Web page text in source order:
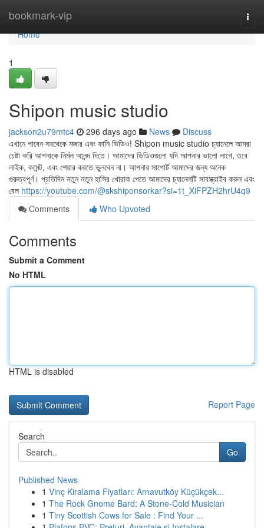
bookmark-vip
Home
Home
1
Shipon music studio
jackson2u79mtc4 296 days ago News
Discuss
এখানে পাবেন সবথেকে মজার এবং ফানি ভিডিও! Shipon music studio চ্যানেলে আমরা
চেষ্টা করি আপনাকে নির্মল আনন্দ দিতে। আমাদের ভিডিওগুলো যদি আপনার ভালো লাগে, তবে
লাইক, কমেন্ট, এবং শেয়ার করতে ভুলবেন না। আপনার সাপোর্ট আমাদের জন্য অনেক
গুরুত্বপূর্ণ। প্রতিদিন নতুন নতুন হাসির খোরাক পেতে আমাদের চ্যানেলটি সাবস্ক্রাইব করুন এবং
বেল https://youtube.com/@skshiponsorkar?si=1t_XiFPZH2hrU4q9
Comments
Who Upvoted
Comments
Submit a Comment
No HTML
HTML is disabled
Report Page
Search
Go
Published News
1 Vinç Kiralama Fiyatları: Arnavutköy Küçükçek...
1 The Rock Gnome Bard: A Stone-Cold Musician
1 Tiny Scottish Cows for Sale : Find Your ...